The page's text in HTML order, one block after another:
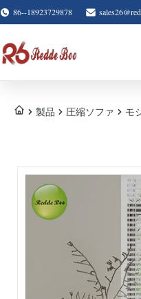
86--18923729878
製品 圧縮ソファ モ